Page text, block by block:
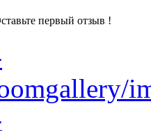
первый отзыв !